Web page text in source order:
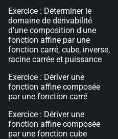
Exercice : Déterminer le
domaine de dérivabilité
d'une composition d'une
fonction affine par une
fonction carré, cube, inverse,
racine carrée et puissance
Exercice : Dériver une
fonction affine composée
par une fonction carré
Exercice : Dériver une
fonction affine composée
par une fonction cube